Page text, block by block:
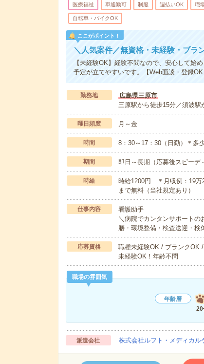
医療福祉 車通勤可 制服 週払いOK 職
自転車・バイクOK
ここがポイント！
＼人気案件／無資格・未経験・ブラ
【未経験OK】経験不問なので、安心して始
予定が立てやすいです。【Web面談・登録OK
勤務地
広島県三原市
三原駅から徒歩15分／須波駅
曜日頻度 月～金
時間 8：30～17：30（日勤）＊多
期間 即日～長期（応募後スピーデ
時給
時給1200円 ＊月収例：19
まで無料（当社規定あり）
仕事内容
看護助手
＼病院でカンタンサポート
膳・環境整備・検査送迎・
応募資格
職種未経験OK / ブランクOK
未経験OK！年齢不問
職場の雰囲気
年齢層
20
派遣会社 株式会社ルフト・メディカ